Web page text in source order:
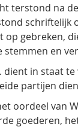
terstond na
op gebreken,
stemmen en
dient in staat
partijen
oordeel van
goederen,